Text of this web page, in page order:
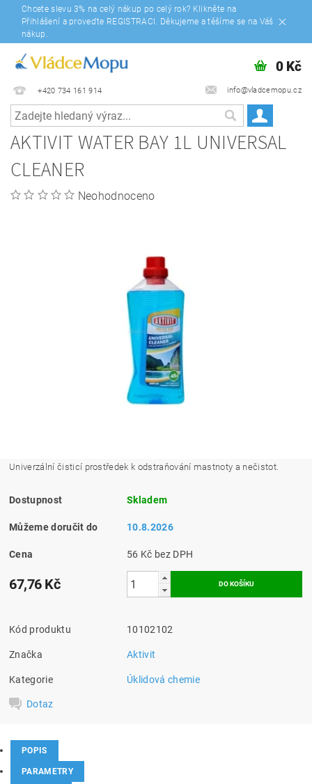
Chcete slevu 3% na celý nákup po celý rok? Klikněte na
Přihlášení a proveďte REGISTRACI. Děkujeme a těšíme se na Váš
nákup.
+420 734 161 914 info@vladcemopu.cz
0 Kč
AKTIVIT WATER BAY 1L UNIVERSAL
CLEANER
Neohodnoceno
Univerzální čisticí prostředek k odstraňování mastnoty a nečistot.
Dostupnost Skladem
Můžeme doručit do 10.8.2026
Cena 56 Kč bez DPH
67,76 Kč
Kód produktu 10102102
Značka Aktivit
Kategorie Úklidová chemie
Dotaz
POPIS
PARAMETRY